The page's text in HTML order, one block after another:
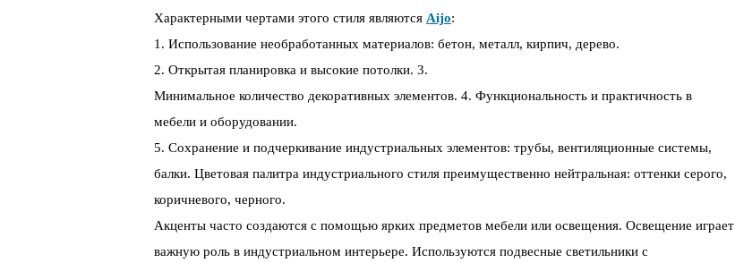
Характерными чертами этого стиля являются Aijo:
1. Использование необработанных материалов: бетон, металл, кирпич, дерево.
2. Открытая планировка и высокие потолки. 3.
Минимальное количество декоративных элементов. 4. Функциональность и практичность в
мебели и оборудовании.
5. Сохранение и подчеркивание индустриальных элементов: трубы, вентиляционные системы,
балки. Цветовая палитра индустриального стиля преимущественно нейтральная: оттенки серого,
коричневого, черного.
Акценты часто создаются с помощью ярких предметов мебели или освещения. Освещение играет
важную роль в индустриальном интерьере. Используются подвесные светильники с